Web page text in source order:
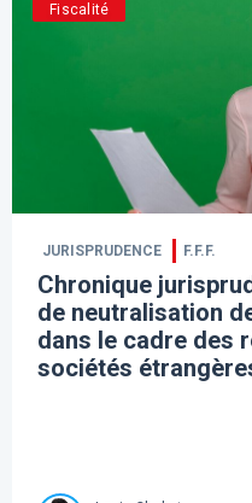
Fiscalité
JURISPRUDENCE F.F.F.
Chronique
de neutralisation
dans le cadre des
sociétés